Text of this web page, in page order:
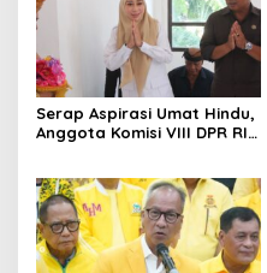
Serap Aspirasi Umat Hindu,
Anggota Komisi VIII DPR RI